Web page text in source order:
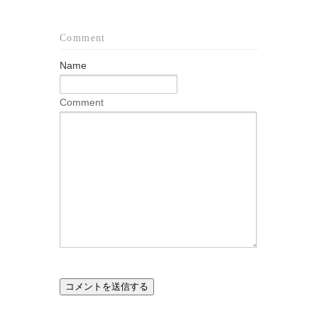
Comment
Name
Comment